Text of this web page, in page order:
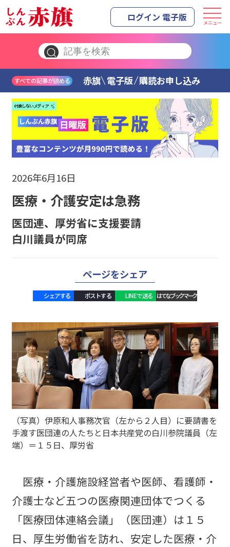
ログイン 電子版 メニュー
すべての記事が読める 赤旗 電子版 購読お申し込み
2026年6月16日
医療・介護安定は急務
医団連、厚労省に支援要請
白川議員が同席
ページをシェア
シェアする ポストする LINEで送る はてなブックマーク
（写真）伊原和人事務次官（左から２人目）に要請書を
手渡す医団連の人たちと日本共産党の白川参院議員（左
端）＝１５日、厚労省
医療・介護施設経営者や医師、看護師・
介護士など五つの医療関連団体でつくる
「医療団体連絡会議」（医団連）は１５
日、厚生労働省を訪れ、安定した医療・介